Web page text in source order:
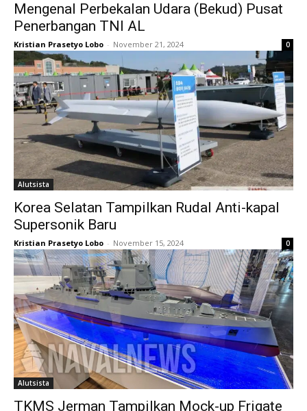
Mengenal Perbekalan Udara (Bekud) Pusat
Penerbangan TNI AL
Kristian Prasetyo Lobo - November 21, 2024 0
Alutsista
Korea Selatan Tampilkan Rudal Anti-kapal
Supersonik Baru
Kristian Prasetyo Lobo - November 15, 2024 0
Alutsista
TKMS Jerman Tampilkan Mock-up Frigate